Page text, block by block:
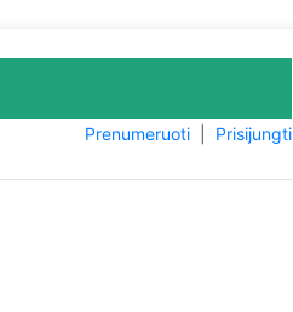
Prenumeruoti| Prisijungti